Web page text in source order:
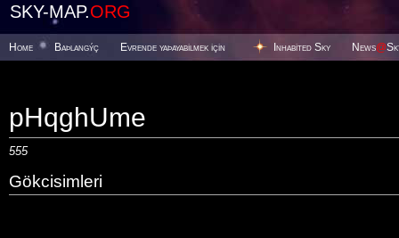
SKY-MAP.ORG
Home Baþlangýç Evrende yaþayabilmek için Inhabited Sky News@
pHqghUme
555
Gökcisimleri